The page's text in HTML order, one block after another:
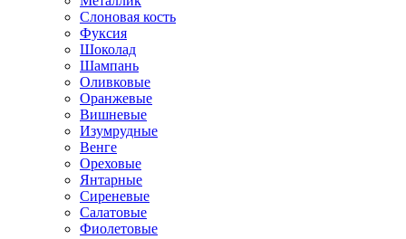
Слоновая кость
Фуксия
Шоколад
Шампань
Оливковые
Оранжевые
Вишневые
Изумрудные
Венге
Ореховые
Янтарные
Сиреневые
Салатовые
Фиолетовые